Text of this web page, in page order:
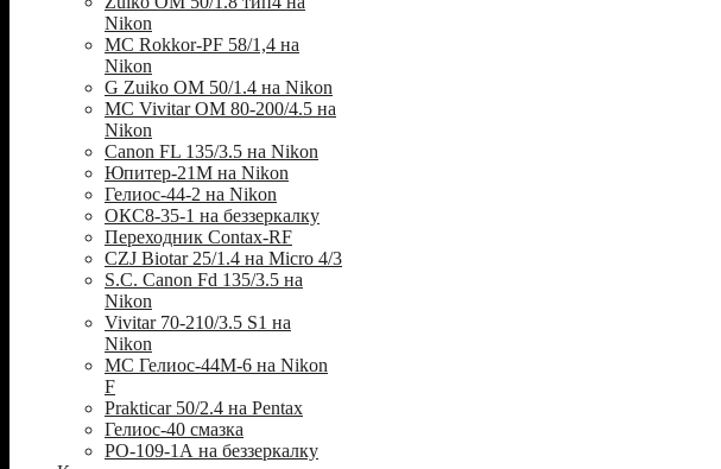
Nikon
MC Rokkor-PF 58/1,4 на
Nikon
G Zuiko OM 50/1.4 на Nikon
MC Vivitar OM 80-200/4.5 на
Nikon
Canon FL 135/3.5 на Nikon
Юпитер-21М на Nikon
Гелиос-44-2 на Nikon
ОКС8-35-1 на беззеркалку
Переходник Contax-RF
CZJ Biotar 25/1.4 на Micro 4/3
S.C. Canon Fd 135/3.5 на
Nikon
Vivitar 70-210/3.5 S1 на
Nikon
МС Гелиос-44М-6 на Nikon
F
Prakticar 50/2.4 на Pentax
Гелиос-40 смазка
РО-109-1А на беззеркалку